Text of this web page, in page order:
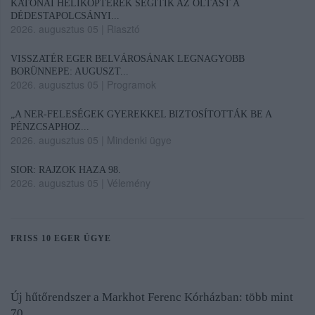
KATONAI HELIKOPTEREK SEGÍTIK AZ OLTÁST A
DÉDESTAPOLCSÁNYI...
2026. augusztus 05 Riasztó
VISSZATÉR EGER BELVÁROSÁNAK LEGNAGYOBB
BORÜNNEPE: AUGUSZT...
2026. augusztus 05 Programok
„A NER-FELESÉGEK GYEREKKEL BIZTOSÍTOTTÁK BE A
PÉNZCSAPHOZ...
2026. augusztus 05 Mindenki ügye
SIOR: RAJZOK HAZA 98.
2026. augusztus 05 Vélemény
FRISS 10 EGER ÜGYE
Új hűtőrendszer a Markhot Ferenc Kórházban: több mint